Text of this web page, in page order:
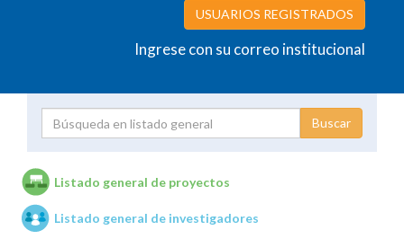
USUARIOS REGISTRADOS
Ingrese con su correo institucional
Unidades de investigación
Listado general de proyectos
Listado general de investigadores